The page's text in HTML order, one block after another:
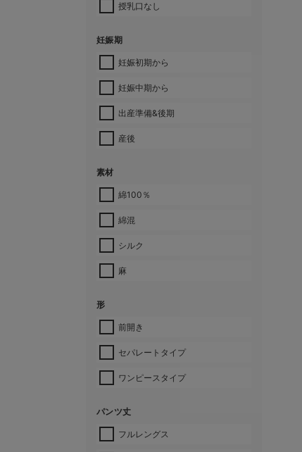
授乳口なし
妊娠期
妊娠初期から
妊娠中期から
出産準備&後期
産後
素材
綿100％
綿混
シルク
麻
形
前開き
セパレートタイプ
ワンピースタイプ
パンツ丈
フルレングス